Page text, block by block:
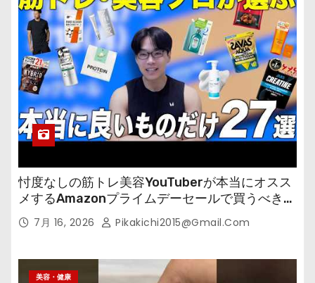
忖度なしの筋トレ美容YouTuberが本当にオスス
メするAmazonプライムデーセールで買うべきも
の 7月 16, 2026 Pikakichi2015@gmail.com
美容・健康